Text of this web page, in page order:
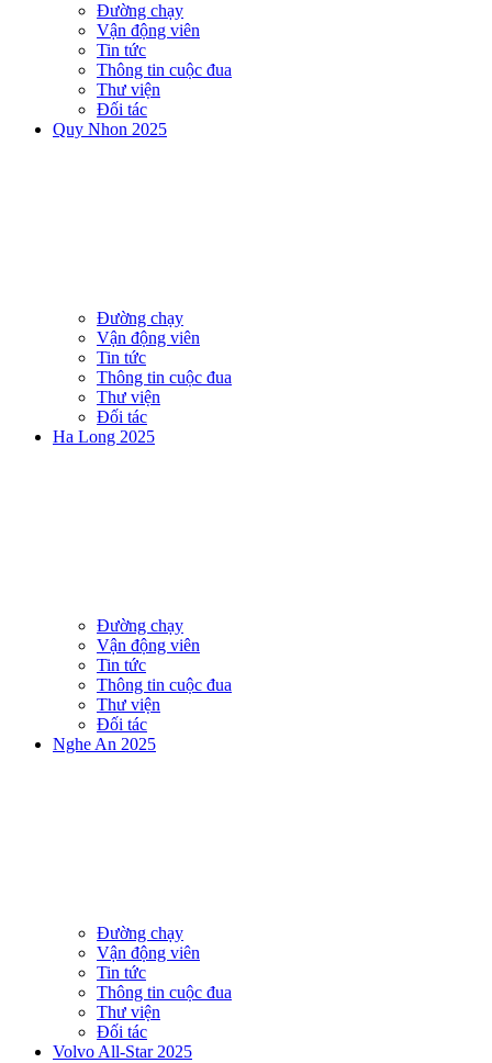
Đường chạy
Vận động viên
Tin tức
Thông tin cuộc đua
Thư viện
Đối tác
Quy Nhon 2025
Đường chạy
Vận động viên
Tin tức
Thông tin cuộc đua
Thư viện
Đối tác
Ha Long 2025
Đường chạy
Vận động viên
Tin tức
Thông tin cuộc đua
Thư viện
Đối tác
Nghe An 2025
Đường chạy
Vận động viên
Tin tức
Thông tin cuộc đua
Thư viện
Đối tác
Volvo All-Star 2025